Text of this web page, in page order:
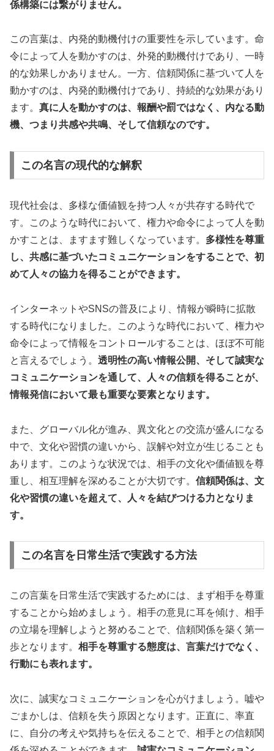
係構築には繋がりません。
この言葉は、内発的動機付けの重要性を示しています。命
令によって人を動かすのは、外発的動機付けであり、一時
的な効果しかありません。一方、信頼関係に基づいて人を
動かすのは、内発的動機付けであり、持続的な効果があり
ます。 真に人を動かすのは、報酬や罰ではなく、内なる動
機、つまり共感や共鳴、そして信頼なのです。
この名言の現代的な解釈
現代社会は、多様な価値観を持つ人々が共存する時代で
す。このような時代において、権力や命令によって人を動
かすことは、ますます難しくなっています。 多様性を尊重
し、共感に基づいたコミュニケーションをすることで、初
めて人々の協力を得ることができます。
インターネットやSNSの普及により、情報が瞬時に拡散
する時代になりました。このような時代において、権力や
命令によって情報をコントロールすることは、ほぼ不可能
と言えるでしょう。 透明性の高い情報公開、そして誠実な
コミュニケーションを通して、人々の信頼を得ることが、
情報発信において最も重要な要素となります。
また、グローバル化が進み、異文化との交流が盛んになる
中で、文化や習慣の違いから、誤解や対立が生じることも
あります。このような状況では、相手の文化や価値観を尊
重し、相互理解を深めることが大切です。 信頼関係は、文
化や習慣の違いを超えて、人々を結びつける力となりま
す。
この名言を日常生活で実践する方法
この言葉を日常生活で実践するためには、まず相手を尊重
することから始めましょう。相手の意見に耳を傾け、相手
の立場を理解しようと努めることで、信頼関係を築く第一
歩となります。 相手を尊重する態度は、言葉だけでなく、
行動にも表れます。
次に、誠実なコミュニケーションを心がけましょう。嘘や
ごまかしは、信頼を失う原因となります。正直に、率直
に、自分の考えや気持ちを伝えることで、相手との信頼関